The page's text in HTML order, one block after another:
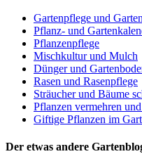
Gartenpflege und
Pflanz- und
Pflanzenpflege
Mischkultur und Mulch
Dünger und
Rasen und Rasenpflege
Sträucher und Bäume
Pflanzen vermehren
Giftige Pflanzen im
Der etwas andere